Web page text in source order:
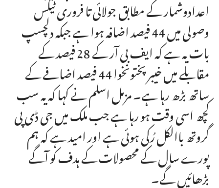
اعدادوشمار کے مطابق جولائی تا فروری ٹیکس
وصولی میں 44 فیصد اضافہ ہوا ہے جبکہ دلچسپ
بات یہ ہے کہ ایف بی آر کے 28 فیصد کے
مقابلے میں خیبرپختونخوا 44 فیصد اضافے کے
ساتھ بڑھ رہا ہے۔ مزمل اسلم نے کہا کہ یہ سب
کچھ اسی وقت ہو رہا ہے جب ملک میں جی ڈی پی
گروتھ باالکل رُکی ہوئی ہے اور امید ہے کہ ہم
پورے سال کے محصولات کے ہدف کو آگے
بڑھائیں گے۔